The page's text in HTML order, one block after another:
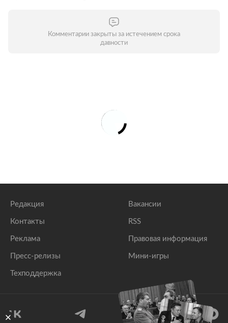
Комментарии закрыты за истечением срока
давности
Редакция
Контакты
Реклама
Пресс-релизы
Техподдержка
Вакансии
RSS
Правовая информация
Мини-игры